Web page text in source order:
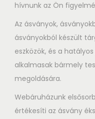
hívnunk az Ön
Az ásványok,
ásványokból készült
eszközök, és a
alkalmasak bármely
megoldására.
Webáruházunk
értékesíti az ásvány